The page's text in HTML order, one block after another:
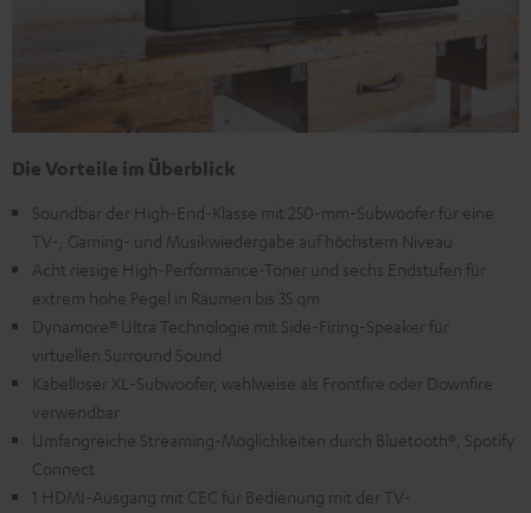
Die Vorteile im Überblick
Soundbar der High-End-Klasse mit 250-mm-Subwoofer für eine
TV-, Gaming- und Musikwiedergabe auf höchstem Niveau
Acht riesige High-Performance-Töner und sechs Endstufen für
extrem hohe Pegel in Räumen bis 35 qm
Dynamore® Ultra Technologie mit Side-Firing-Speaker für
virtuellen Surround Sound
Kabelloser XL-Subwoofer, wahlweise als Frontfire oder Downfire
verwendbar
Umfangreiche Streaming-Möglichkeiten durch Bluetooth®, Spotify
Connect
1 HDMI-Ausgang mit CEC für Bedienung mit der TV-